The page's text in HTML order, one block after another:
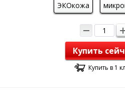
ЭКОкожа
Купить
Купить в 1